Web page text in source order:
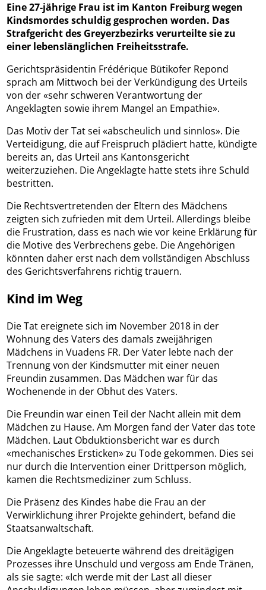
Eine 27-jährige Frau ist im Kanton Freiburg wegen
Kindsmordes schuldig gesprochen worden. Das
Strafgericht des Greyerzbezirks verurteilte sie zu
einer lebenslänglichen Freiheitsstrafe.
Gerichtspräsidentin Frédérique Bütikofer Repond
sprach am Mittwoch bei der Verkündigung des Urteils
von der «sehr schweren Verantwortung der
Angeklagten sowie ihrem Mangel an Empathie».
Das Motiv der Tat sei «abscheulich und sinnlos». Die
Verteidigung, die auf Freispruch plädiert hatte, kündigte
bereits an, das Urteil ans Kantonsgericht
weiterzuziehen. Die Angeklagte hatte stets ihre Schuld
bestritten.
Die Rechtsvertretenden der Eltern des Mädchens
zeigten sich zufrieden mit dem Urteil. Allerdings bleibe
die Frustration, dass es nach wie vor keine Erklärung für
die Motive des Verbrechens gebe. Die Angehörigen
könnten daher erst nach dem vollständigen Abschluss
des Gerichtsverfahrens richtig trauern.
Kind im Weg
Die Tat ereignete sich im November 2018 in der
Wohnung des Vaters des damals zweijährigen
Mädchens in Vuadens FR. Der Vater lebte nach der
Trennung von der Kindsmutter mit einer neuen
Freundin zusammen. Das Mädchen war für das
Wochenende in der Obhut des Vaters.
Die Freundin war einen Teil der Nacht allein mit dem
Mädchen zu Hause. Am Morgen fand der Vater das tote
Mädchen. Laut Obduktionsbericht war es durch
«mechanisches Ersticken» zu Tode gekommen. Dies sei
nur durch die Intervention einer Drittperson möglich,
kamen die Rechtsmediziner zum Schluss.
Die Präsenz des Kindes habe die Frau an der
Verwirklichung ihrer Projekte gehindert, befand die
Staatsanwaltschaft.
Die Angeklagte beteuerte während des dreitägigen
Prozesses ihre Unschuld und vergoss am Ende Tränen,
als sie sagte: «Ich werde mit der Last all dieser